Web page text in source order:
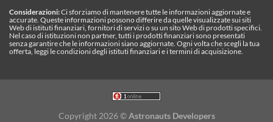
Considerazioni:Ci sforziamo di mantenere tutte le informazioni aggiornate e
accurate. Queste informazioni possono differire da quelle visualizzate sui siti
Web di istituti finanziari, fornitori di servizi o su un sito Web di prodotti specifici.
Nel caso di istituzioni non partner, tutti i prodotti finanziari sono presentati
senza garantire che le informazioni siano aggiornate. Ogni volta che scegli la tua
offerta, leggi le condizioni degli istituti finanziari e i termini di acquisizione.
Copyright 2026 ©Astronauts Developers